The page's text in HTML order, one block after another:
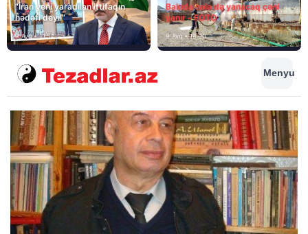
“İran yeni yaradılan ittifaqın
hədəfi deyil”
9 Avq • 21:54
Bakıda hələ də yanacaq çəni
yanır – FOTO
9 Avq • 18:00
Menyu